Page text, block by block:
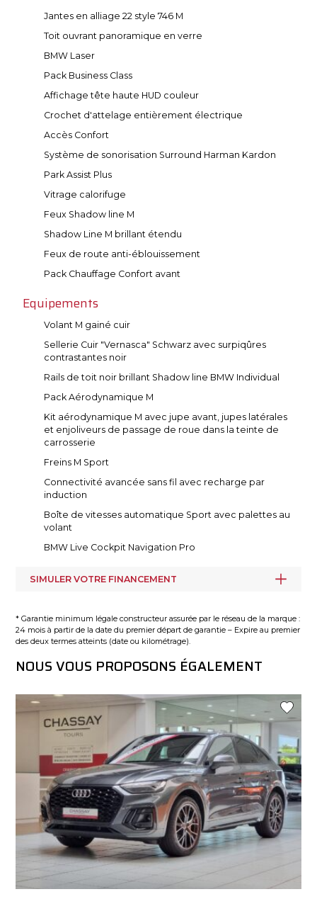
Jantes en alliage 22 style 746 M
Toit ouvrant panoramique en verre
BMW Laser
Pack Business Class
Affichage tête haute HUD couleur
Crochet d'attelage entièrement électrique
Accès Confort
Système de sonorisation Surround Harman Kardon
Park Assist Plus
Vitrage calorifuge
Feux Shadow line M
Shadow Line M brillant étendu
Feux de route anti-éblouissement
Pack Chauffage Confort avant
Equipements
Volant M gainé cuir
Sellerie Cuir "Vernasca" Schwarz avec surpiqûres
contrastantes noir
Rails de toit noir brillant Shadow line BMW Individual
Pack Aérodynamique M
Kit aérodynamique M avec jupe avant, jupes latérales
et enjoliveurs de passage de roue dans la teinte de
carrosserie
Freins M Sport
Connectivité avancée sans fil avec recharge par
induction
Boîte de vitesses automatique Sport avec palettes au
volant
BMW Live Cockpit Navigation Pro
SIMULER VOTRE FINANCEMENT
* Garantie minimum légale constructeur assurée par le réseau de la marque :
24 mois à partir de la date du premier départ de garantie – Expire au premier
des deux termes atteints (date ou kilométrage).
NOUS VOUS PROPOSONS ÉGALEMENT